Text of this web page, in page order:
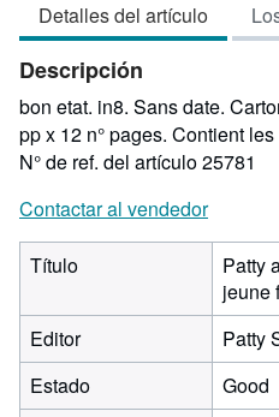
Detalles del artículo
Descripción
bon etat. in8. Sans date.
pp x 12 n° pages. Contient
N° de ref. del artículo 25781
Contactar al vendedor
Título
Patty
jeune
Editor
Patty
Estado
Good